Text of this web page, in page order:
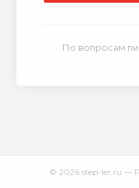
По вопросам
© 2026 step-ler.ru —